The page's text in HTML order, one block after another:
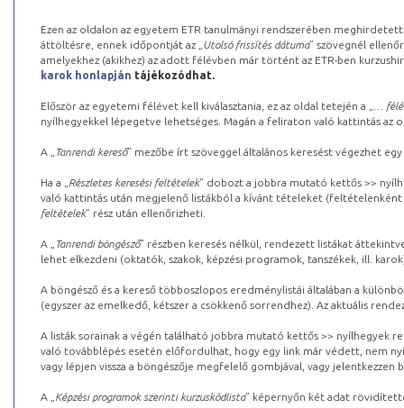
Ezen az oldalon az egyetem ETR tanulmányi rendszerében
áttöltésre, ennek időpontját az „ Utolsó frissítés dátuma” szövegnél
amelyekhez (akikhez) az adott félévben már történt az ETR-ben
karok honlapján tájékozódhat.
Először az egyetemi félévet kell kiválasztania, ez az oldal tetején a „
…
nyílhegyekkel lépegetve lehetséges. Magán a feliraton való kattintás az
A „ Tanrendi kereső” mezőbe írt szöveggel általános keresést végezhet
Ha a „ Részletes keresési feltételek” dobozt a jobbra mutató kettős >>
való kattintás után megjelenő listákból a kívánt tételeket (feltételenként
feltételek” rész után ellenőrizheti.
A „ Tanrendi böngésző” részben keresés nélkül, rendezett listákat
lehet elkezdeni (oktatók, szakok, képzési programok, tanszékek, ill.
A böngésző és a kereső többoszlopos eredménylistái általában a
(egyszer az emelkedő, kétszer a csökkenő sorrendhez). Az aktuális
A listák sorainak a végén található jobbra mutató kettős >> nyílhegyek
való továbblépés esetén előfordulhat, hogy egy link már védett, nem
vagy lépjen vissza a böngészője megfelelő gombjával, vagy
A „ Képzési programok szerinti kurzuskódlista” képernyőn két adat